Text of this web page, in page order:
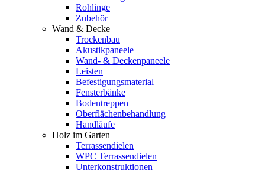
Rohlinge
Zubehör
Wand & Decke
Trockenbau
Akustikpaneele
Wand- & Deckenpaneele
Leisten
Befestigungsmaterial
Fensterbänke
Bodentreppen
Oberflächenbehandlung
Handläufe
Holz im Garten
Terrassendielen
WPC Terrassendielen
Unterkonstruktionen